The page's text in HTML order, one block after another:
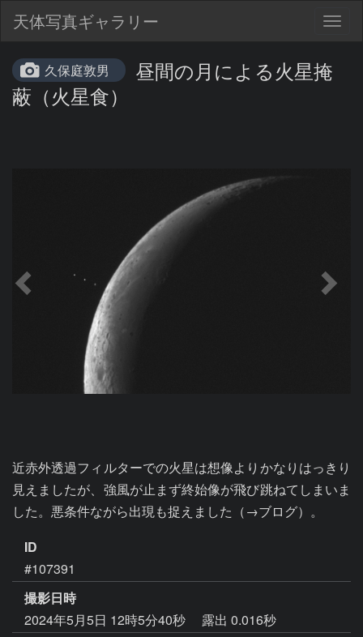
天体写真ギャラリー
久保庭敦男
昼間の月による火星掩
蔽（火星食）
近赤外透過フィルターでの火星は想像よりかなりはっきり
見えましたが、強風が止まず終始像が飛び跳ねてしまいま
した。悪条件ながら出現も捉えました（→ブログ）。
ID
#107391
撮影日時
2024年5月5日 12時5分40秒
露出 0.016秒